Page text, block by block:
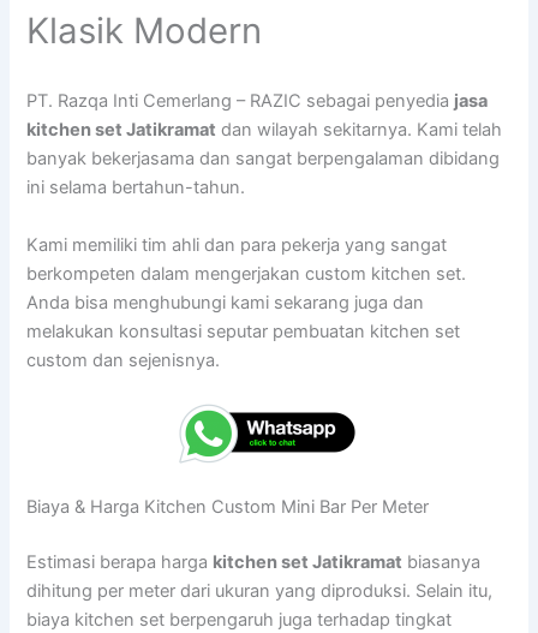
Klasik Modern
PT. Razqa Inti Cemerlang – RAZIC sebagai penyedia jasa
kitchen set Jatikramat dan wilayah sekitarnya. Kami telah
banyak bekerjasama dan sangat berpengalaman dibidang
ini selama bertahun-tahun.
Kami memiliki tim ahli dan para pekerja yang sangat
berkompeten dalam mengerjakan custom kitchen set.
Anda bisa menghubungi kami sekarang juga dan
melakukan konsultasi seputar pembuatan kitchen set
custom dan sejenisnya.
Biaya & Harga Kitchen Custom Mini Bar Per Meter
Estimasi berapa harga kitchen set Jatikramat biasanya
dihitung per meter dari ukuran yang diproduksi. Selain itu,
biaya kitchen set berpengaruh juga terhadap tingkat